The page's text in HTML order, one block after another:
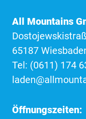
All Mountains
65187
Tel: (0611) 174
Öffnungszeiten: